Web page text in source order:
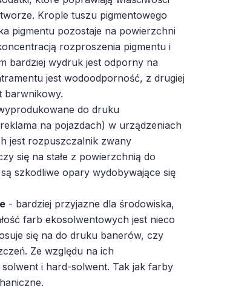
Krople tuszu pigmentowego
pigmentu pozostaje na powierzchni
rozproszenia pigmentu i
bardziej wydruk jest odporny na
jest wodoodporność, z drugiej
barwnikowy.
do druku
na pojazdach) w urządzeniach
jest rozpuszczalnik zwany
się na stałe z powierzchnią do
szkodliwe opary wydobywające się
- bardziej przyjazne dla środowiska,
farb ekosolwentowych jest nieco
się na do druku banerów, czy
Ze względu na ich
i hard-solwent. Tak jak farby